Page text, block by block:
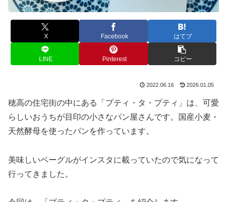
X Facebook はてブ
LINE Pinterest コピー
2022.06.16 2026.01.05
穂高の住宅街の中にある「プティ・タ・プティ」は、可愛
らしいおうちが目印の小さなパン屋さんです。国産小麦・
天然酵母を使ったパンを作っています。
美味しいベーグルがインスタに載っていたので気になって
行ってきました。